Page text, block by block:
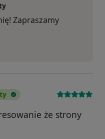
Zapraszamy
że strony